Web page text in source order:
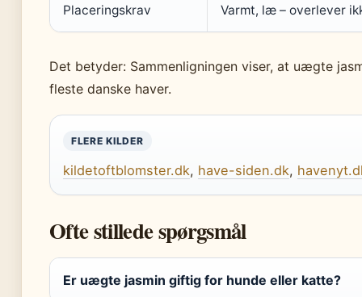
Placeringskrav Varmt, læ – overlever
Det betyder: Sammenligningen viser, at uægte
fleste danske haver.
FLERE KILDER
kildetoftblomster.dk, have-siden.dk,
Ofte stillede spørgsmål
Er uægte jasmin giftig for hunde eller katte?